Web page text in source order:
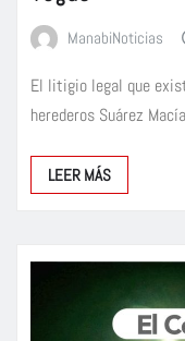
ManabiNoticias
El litigio legal que
herederos Suárez
LEER MÁS